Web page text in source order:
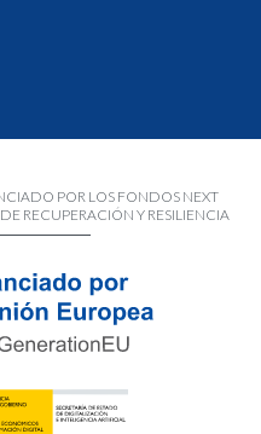
POR LOS FONDOS NEXT
RECUPERACIÓN Y RESILIENCIA